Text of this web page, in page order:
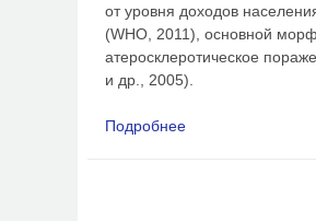
от уровня доходов
(WHO, 2011), основной
атеросклеротическое
и др., 2005).
Подробнее